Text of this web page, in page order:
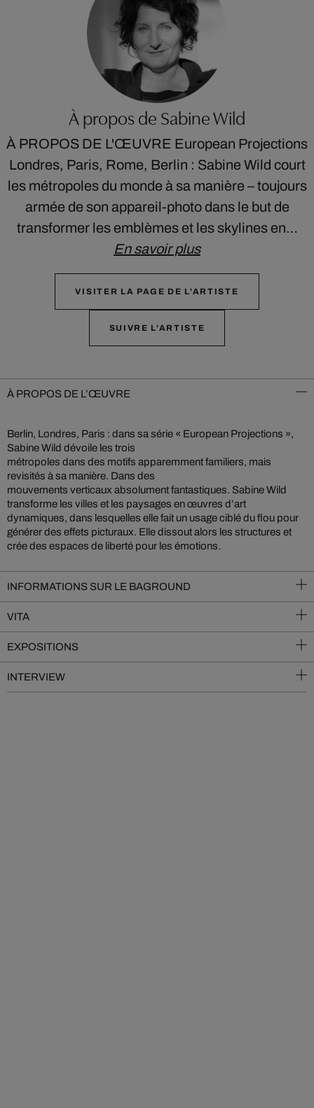
À propos de Sabine Wild
À PROPOS DE L'ŒUVRE European Projections
Londres, Paris, Rome, Berlin : Sabine Wild court
les métropoles du monde à sa manière – toujours
armée de son appareil-photo dans le but de
transformer les emblèmes et les skylines en…
En savoir plus
VISITER LA PAGE DE L'ARTISTE
SUIVRE L'ARTISTE
À PROPOS DE L’ŒUVRE
Berlin, Londres, Paris : dans sa série « European Projections »,
Sabine Wild dévoile les trois
métropoles dans des motifs apparemment familiers, mais
revisités à sa manière. Dans des
mouvements verticaux absolument fantastiques. Sabine Wild
transforme les villes et les paysages en œuvres d’art
dynamiques, dans lesquelles elle fait un usage ciblé du flou pour
générer des effets picturaux. Elle dissout alors les structures et
crée des espaces de liberté pour les émotions.
INFORMATIONS SUR LE BAGROUND
VITA
EXPOSITIONS
INTERVIEW